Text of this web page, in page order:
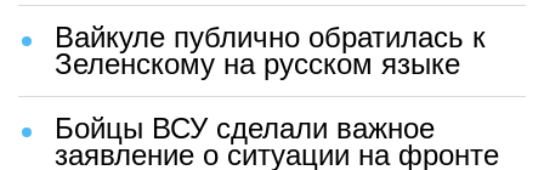
Вайкуле публично обратилась к
Зеленскому на русском языке
Бойцы ВСУ сделали важное
заявление о ситуации на фронте